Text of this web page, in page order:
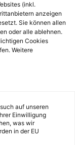
(inkl.
anzeigen
Sie können allen
oder alle ablehnen.
Cookies
Weitere
auf unseren
Einwilligung
was wir
in der EU